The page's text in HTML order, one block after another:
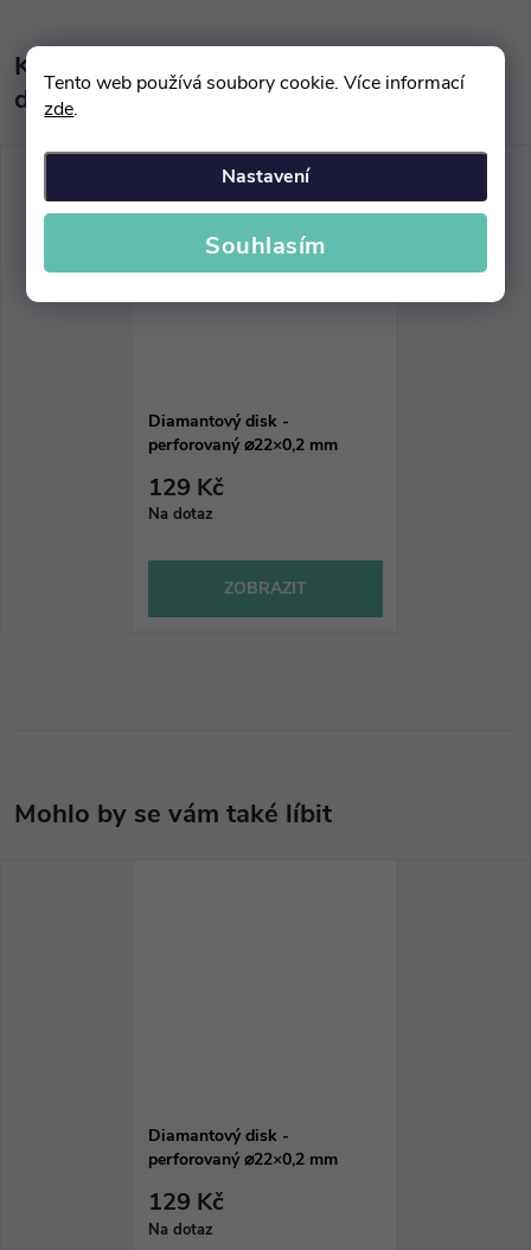
Tento web používá soubory cookie. Více informací
zde.
Nastavení
Souhlasím
K tomuto produktu
doporučujeme ještě dokoupit
Diamantový disk -
perforovaný ⌀22×0,2 mm
129 Kč
Na dotaz
ZOBRAZIT
Diamantový disk -
perforovaný ⌀22×0,2 mm
129 Kč
Na dotaz